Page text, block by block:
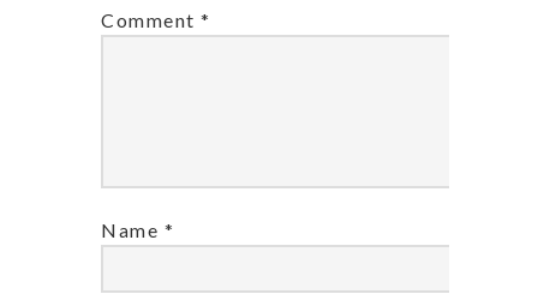
Comment *
Name *